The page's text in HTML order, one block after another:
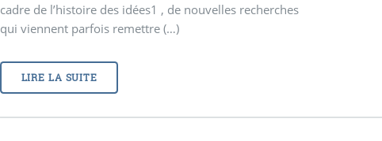
cadre de l’histoire des idées1 , de nouvelles recherches
qui viennent parfois remettre (…)
LIRE LA SUITE